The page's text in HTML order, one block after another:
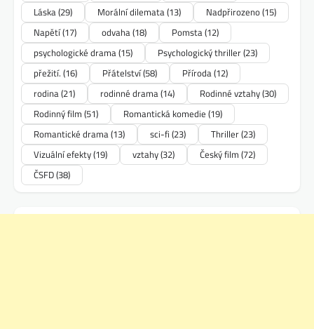
Láska(29) Morální dilemata(13) Nadpřirozeno(15)
Napětí(17) odvaha(18) Pomsta(12)
psychologické drama(15) Psychologický thriller(23)
přežití. (16) Přátelství(58) Příroda(12)
rodina(21) rodinné drama(14) Rodinné vztahy(30)
Rodinný film (51) Romantická komedie (19)
Romantické drama(13) sci-fi (23) Thriller(23)
Vizuální efekty(19) vztahy(32) Český film (72)
ČSFD(38)